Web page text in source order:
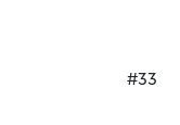
#33